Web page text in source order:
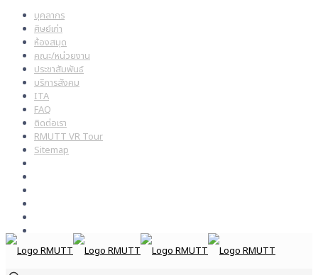
บุคลากร
ศิษย์เก่า
ห้องสมุด
คณะ/หน่วยงาน
ประชาสัมพันธ์
บริการสังคม
ITA
FAQ
ติดต่อเรา
RMUTT VR Tour
Sitemap